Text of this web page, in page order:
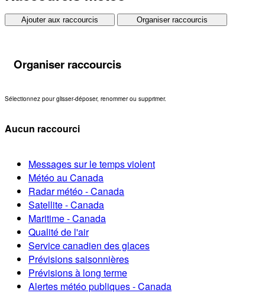
Ajouter aux raccourcis Organiser raccourcis
Organiser raccourcis
Sélectionnez pour glisser-déposer, renommer ou supprimer.
Aucun raccourci
Messages sur le temps violent
Météo au Canada
Radar météo - Canada
Satellite - Canada
Maritime - Canada
Qualité de l'air
Service canadien des glaces
Prévisions saisonnières
Prévisions à long terme
Alertes météo publiques - Canada